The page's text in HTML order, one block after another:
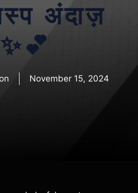
अंदाज़
✨💕
November 15, 2024